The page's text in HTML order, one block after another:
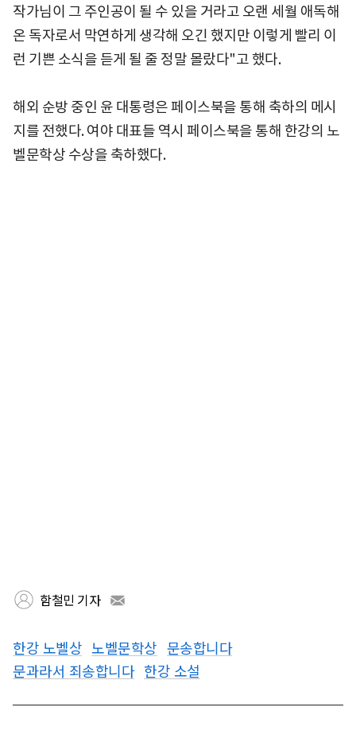
작가님이 그 주인공이 될 수 있을 거라고 오랜 세월 애독해
온 독자로서 막연하게 생각해 오긴 했지만 이렇게 빨리 이
런 기쁜 소식을 듣게 될 줄 정말 몰랐다"고 했다.
해외 순방 중인 윤 대통령은 페이스북을 통해 축하의 메시
지를 전했다. 여야 대표들 역시 페이스북을 통해 한강의 노
벨문학상 수상을 축하했다.
함철민 기자
한강 노벨상 노벨문학상 문송합니다
문과라서 죄송합니다 한강 소설